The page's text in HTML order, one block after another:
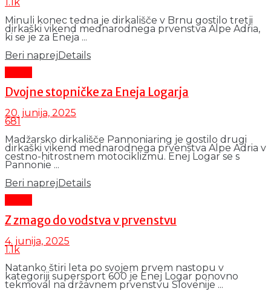
Minuli konec tedna je dirkališče v Brnu gostilo tretji
dirkaški vikend mednarodnega prvenstva Alpe Adria,
ki se je za Eneja ...
Beri naprejDetails
Dvojne stopničke za Eneja Logarja
20. junija, 2025
681
Madžarsko dirkališče Pannoniaring je gostilo drugi
dirkaški vikend mednarodnega prvenstva Alpe Adria v
cestno-hitrostnem motociklizmu. Enej Logar se s
Pannonie ...
Beri naprej Details
Z zmago do vodstva v prvenstvu
4. junija, 2025
1.1k
Natanko štiri leta po svojem prvem nastopu v
kategoriji supersport 600 je Enej Logar ponovno
tekmoval na državnem prvenstvu Slovenije ...